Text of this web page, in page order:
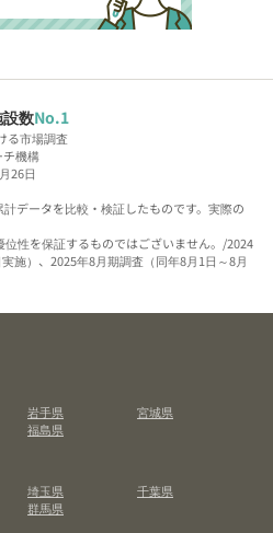
数No.1
る市場調査
チ機構
26日
データを比較・検証したものです。実際の
性を保証するものではございません。/2024
施）、2025年8月期調査（同年8月1日～8月
岩手県
宮城県
福島県
埼玉県
千葉県
群馬県